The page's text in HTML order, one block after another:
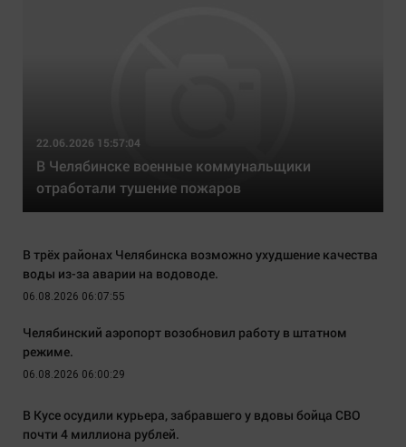
22.06.2026 15:57:04
В Челябинске военные коммунальщики
отработали тушение пожаров
В трёх районах Челябинска возможно ухудшение качества
воды из-за аварии на водоводе.
06.08.2026 06:07:55
Челябинский аэропорт возобновил работу в штатном
режиме.
06.08.2026 06:00:29
В Кусе осудили курьера, забравшего у вдовы бойца СВО
почти 4 миллиона рублей.